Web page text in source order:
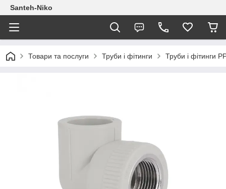
Santeh-Niko
Товари та послуги Труби і фітинги Труби і фітинги